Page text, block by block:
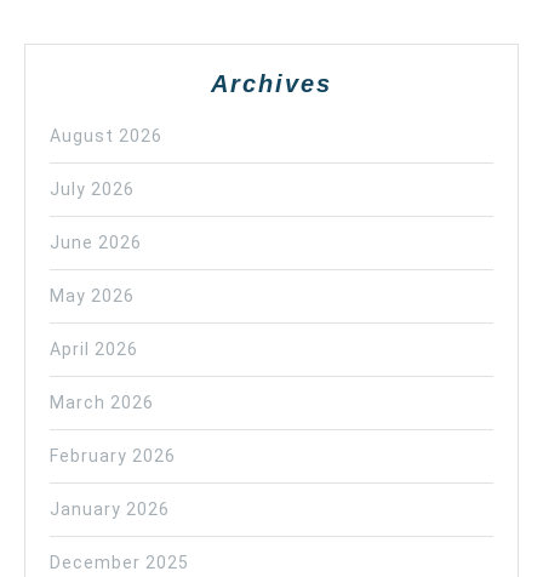
Archives
August 2026
July 2026
June 2026
May 2026
April 2026
March 2026
February 2026
January 2026
December 2025